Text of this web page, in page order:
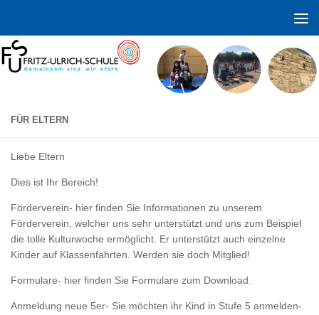
FÜR ELTERN
Liebe Eltern
Dies ist Ihr Bereich!
Förderverein- hier finden Sie Informationen zu unserem
Förderverein, welcher uns sehr unterstützt und uns zum Beispiel
die tolle Kulturwoche ermöglicht. Er unterstützt auch einzelne
Kinder auf Klassenfahrten. Werden sie doch Mitglied!
Formulare- hier finden Sie Formulare zum Download.
Anmeldung neue 5er- Sie möchten ihr Kind in Stufe 5 anmelden-